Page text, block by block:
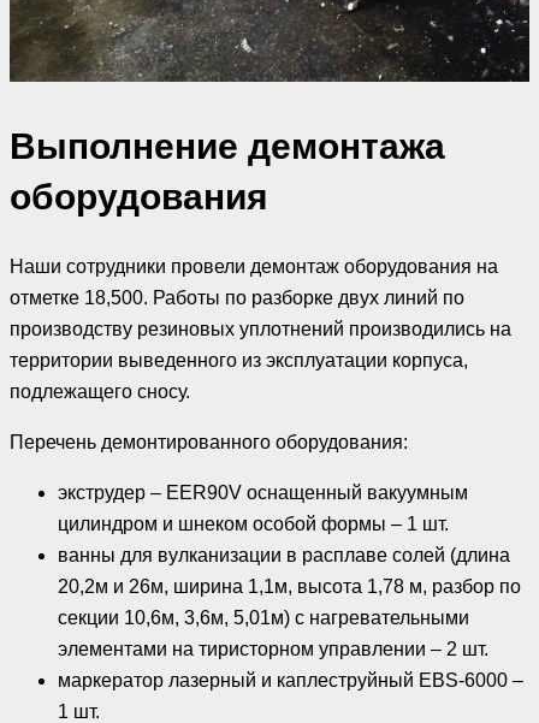
Выполнение демонтажа
оборудования
Наши сотрудники провели демонтаж оборудования на
отметке 18,500. Работы по разборке двух линий по
производству резиновых уплотнений производились на
территории выведенного из эксплуатации корпуса,
подлежащего сносу.
Перечень демонтированного оборудования:
экструдер – EER90V оснащенный вакуумным
цилиндром и шнеком особой формы – 1 шт.
ванны для вулканизации в расплаве солей (длина
20,2м и 26м, ширина 1,1м, высота 1,78 м, разбор по
секции 10,6м, 3,6м, 5,01м) с нагревательными
элементами на тиристорном управлении – 2 шт.
маркератор лазерный и каплеструйный EBS-6000 –
1 шт.